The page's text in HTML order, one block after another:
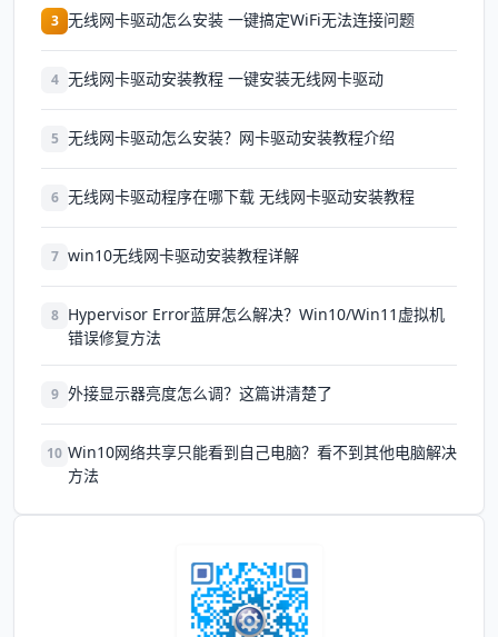
3 无线网卡驱动怎么安装 一键搞定WiFi无法连接问题
4 无线网卡驱动安装教程 一键安装无线网卡驱动
5 无线网卡驱动怎么安装？网卡驱动安装教程介绍
6 无线网卡驱动程序在哪下载 无线网卡驱动安装教程
7 win10无线网卡驱动安装教程详解
8 Hypervisor Error蓝屏怎么解决？Win10/Win11虚拟机
错误修复方法
9 外接显示器亮度怎么调？这篇讲清楚了
10 Win10网络共享只能看到自己电脑？看不到其他电脑解决
方法